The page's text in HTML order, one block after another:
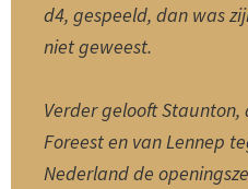
d4, gespeeld, dan was
niet geweest.
Verder gelooft
Foreest en van Lennep
Nederland de